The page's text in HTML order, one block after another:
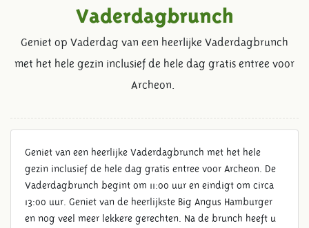
Vaderdagbrunch
Geniet op Vaderdag van een heerlijke Vaderdagbrunch
met het hele gezin inclusief de hele dag gratis entree voor
Archeon.
Geniet van een heerlijke Vaderdagbrunch met het hele
gezin inclusief de hele dag gratis entree voor Archeon. De
Vaderdagbrunch begint om 11:00 uur en eindigt om circa
13:00 uur. Geniet van de heerlijkste Big Angus Hamburger
en nog veel meer lekkere gerechten. Na de brunch heeft u